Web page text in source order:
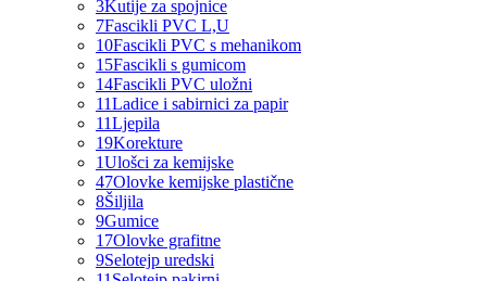
3Kutije za spojnice
7Fascikli PVC L,U
10Fascikli PVC s mehanikom
15Fascikli s gumicom
14Fascikli PVC uložni
11Ladice i sabirnici za papir
11Ljepila
19Korekture
1Ulošci za kemijske
47Olovke kemijske plastične
8Šiljila
9Gumice
17Olovke grafitne
9Selotejp uredski